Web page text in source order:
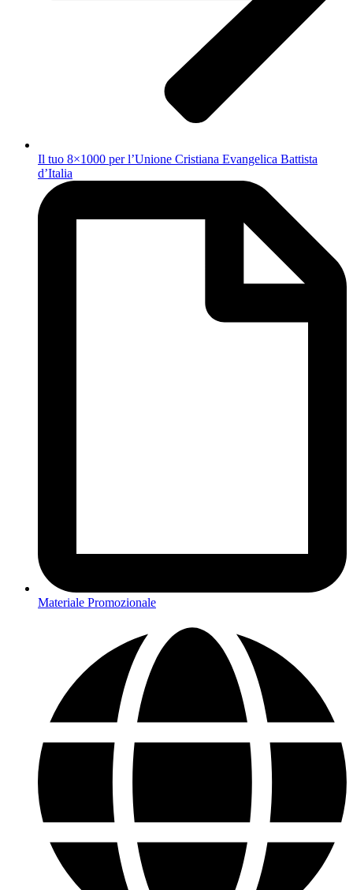
Il tuo 8×1000 per l’Unione Cristiana Evangelica Battista
d’Italia
Materiale Promozionale